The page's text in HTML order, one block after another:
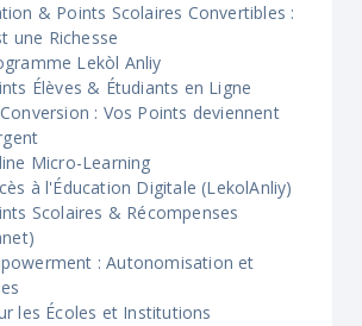
& Points Scolaires Convertibles :
une Richesse
Lekòl Anliy
Élèves & Étudiants en Ligne
: Vos Points deviennent
Micro-Learning
à l'Éducation Digitale (LekolAnliy)
Scolaires & Récompenses
: Autonomisation et
les Écoles et Institutions